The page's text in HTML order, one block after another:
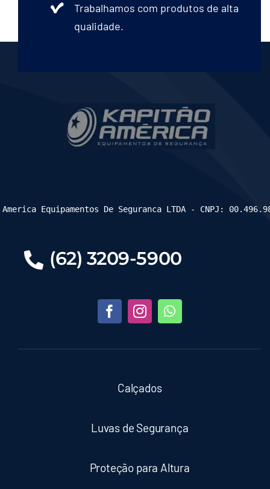
Trabalhamos com produtos de alta
qualidade.
(62) 3209-5900
Calçados
Luvas de Segurança
Proteção para Altura
Equipamentos De Seguranca LTDA - CNPJ: